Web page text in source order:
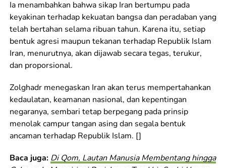
Ia menambahkan bahwa sikap Iran bertumpu pada
keyakinan terhadap kekuatan bangsa dan peradaban yang
telah bertahan selama ribuan tahun. Karena itu, setiap
bentuk agresi maupun tekanan terhadap Republik Islam
Iran, menurutnya, akan dijawab secara tegas, terukur,
dan proporsional.
Zolghadr menegaskan Iran akan terus mempertahankan
kedaulatan, keamanan nasional, dan kepentingan
negaranya, sembari tetap berpegang pada prinsip
menolak campur tangan asing dan segala bentuk
ancaman terhadap Republik Islam. []
Baca juga: Di Qom, Lautan Manusia Membentang hingga